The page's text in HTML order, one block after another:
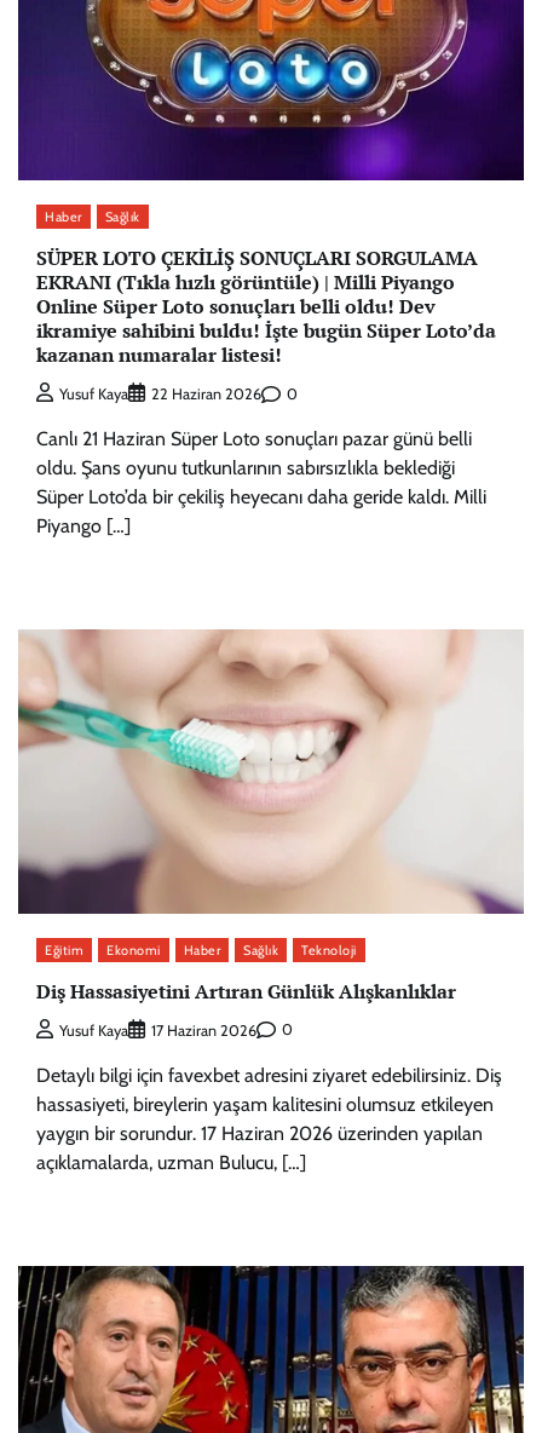
Haber Sağlık
SÜPER LOTO ÇEKİLİŞ SONUÇLARI SORGULAMA
EKRANI (Tıkla hızlı görüntüle) | Milli Piyango
Online Süper Loto sonuçları belli oldu! Dev
ikramiye sahibini buldu! İşte bugün Süper Loto’da
kazanan numaralar listesi!
Yusuf Kaya 22 Haziran 2026 0
Canlı 21 Haziran Süper Loto sonuçları pazar günü belli
oldu. Şans oyunu tutkunlarının sabırsızlıkla beklediği
Süper Loto’da bir çekiliş heyecanı daha geride kaldı. Milli
Piyango […]
Eğitim Ekonomi Haber Sağlık Teknoloji
Diş Hassasiyetini Artıran Günlük Alışkanlıklar
Yusuf Kaya 17 Haziran 2026 0
Detaylı bilgi için favexbet adresini ziyaret edebilirsiniz. Diş
hassasiyeti, bireylerin yaşam kalitesini olumsuz etkileyen
yaygın bir sorundur. 17 Haziran 2026 üzerinden yapılan
açıklamalarda, uzman Bulucu, […]